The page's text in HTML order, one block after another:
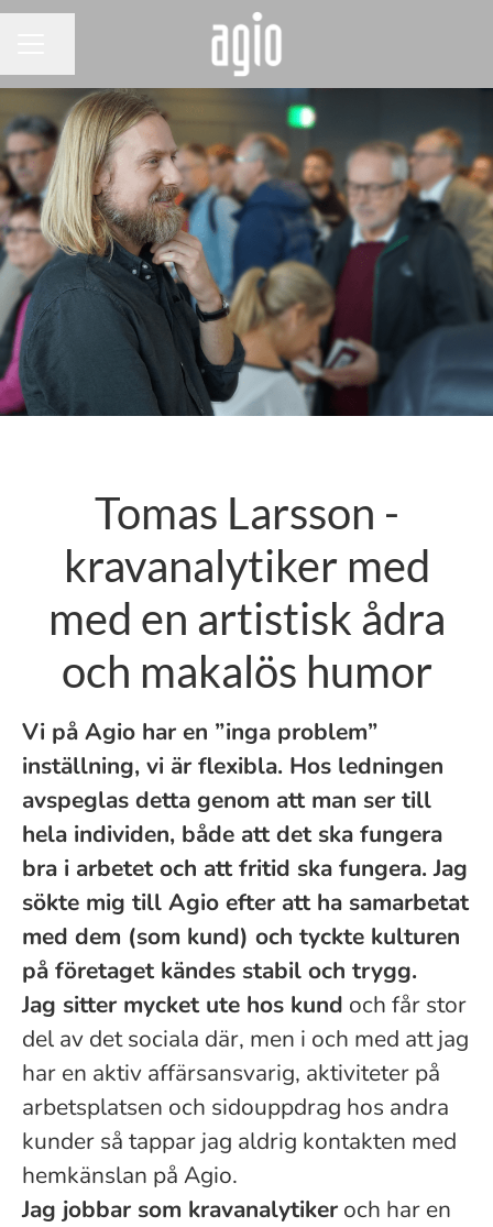
Tomas Larsson -
kravanalytiker med
med en artistisk ådra
och makalös humor
Vi på Agio har en ”inga problem”
inställning, vi är flexibla. Hos ledningen
avspeglas detta genom att man ser till
hela individen, både att det ska fungera
bra i arbetet och att fritid ska fungera. Jag
sökte mig till Agio efter att ha samarbetat
med dem (som kund) och tyckte kulturen
på företaget kändes stabil och trygg.
Jag sitter mycket ute hos kund och får stor
del av det sociala där, men i och med att jag
har en aktiv affärsansvarig, aktiviteter på
arbetsplatsen och sidouppdrag hos andra
kunder så tappar jag aldrig kontakten med
hemkänslan på Agio.
Jag jobbar som kravanalytikeroch har en